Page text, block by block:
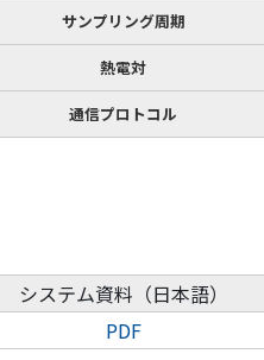
サンプリング周期
熱電対
通信プロトコル
システム資料 （日本語）
PDF